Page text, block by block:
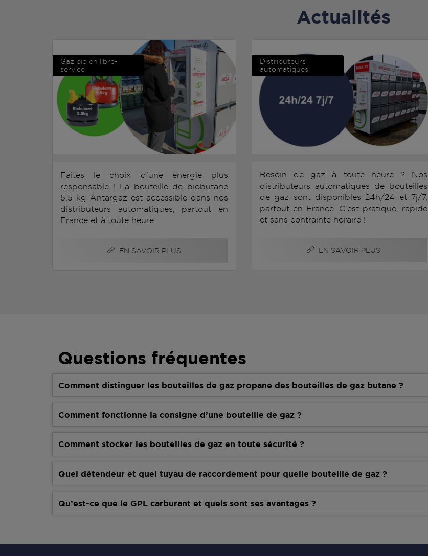
Actualités
Gaz bio en libre-
service
Faites le choix d'une énergie plus
responsable ! La bouteille de biobutane
5,5 kg Antargaz est accessible dans nos
distributeurs automatiques, partout en
France et à toute heure.
EN SAVOIR PLUS
Distributeurs
automatiques
Besoin de gaz à toute heure ? Nos
distributeurs automatiques de bouteilles
de gaz sont disponibles 24h/24 et 7j/7,
partout en France. C'est pratique, rapide
et sans contrainte horaire !
EN SAVOIR PLUS
Questions fréquentes
Comment distinguer les bouteilles de gaz propane des bouteilles de gaz butane ?
Comment fonctionne la consigne d’une bouteille de gaz ?
Comment stocker les bouteilles de gaz en toute sécurité ?
Quel détendeur et quel tuyau de raccordement pour quelle bouteille de gaz ?
Qu’est-ce que le GPL carburant et quels sont ses avantages ?